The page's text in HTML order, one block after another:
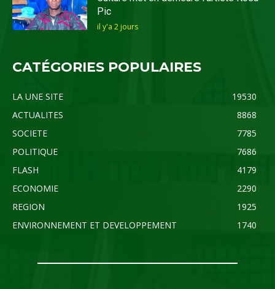
Pic
il y'a 2 jours
CATÉGORIES POPULAIRES
LA UNE SITE
19530
ACTUALITES
8868
SOCIETE
7785
POLITIQUE
7686
FLASH
4179
ECONOMIE
2290
REGION
1925
ENVIRONNEMENT ET DEVELOPPEMENT
1740